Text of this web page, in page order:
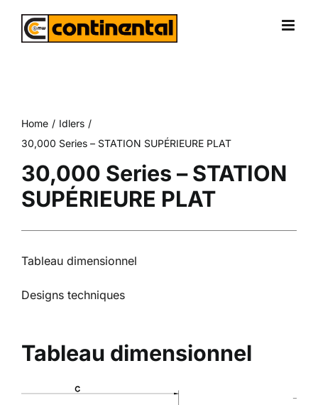
Home
Idlers
30,000 Series – STATION SUPÉRIEURE PLAT
30,000 Series – STATION
SUPÉRIEURE PLAT
Tableau dimensionnel
Designs techniques
Tableau dimensionnel